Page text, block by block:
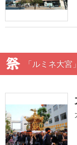
「ルミネ大宮